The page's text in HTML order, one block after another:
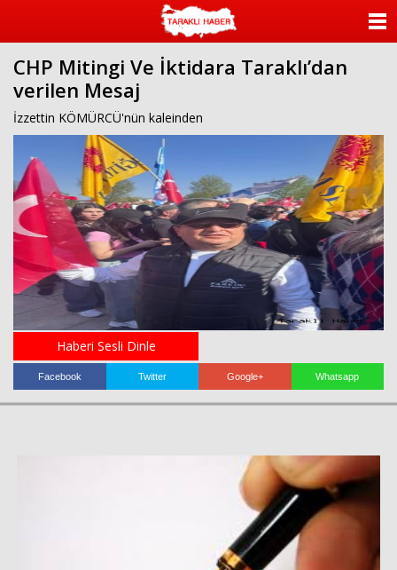
CHP Mitingi Ve İktidara Taraklı’dan
verilen Mesaj
İzzettin KÖMÜRCÜ'nün kaleinden
Haberi Sesli Dinle
Facebook Twitter Google+ Whatsapp
KATEGORİLER
FOTO GALERİ
VİDEO GALERİ
KÜNYE
İLETİŞİM
Haberin Doğru Adresi.